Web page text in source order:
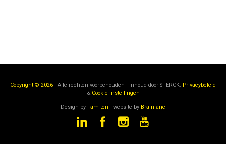
Copyright © 2026 - Alle rechten voorbehouden - Inhoud door STERCK. Privacybeleid
& Cookie Instellingen
Design by I am ten - website by Brainlane